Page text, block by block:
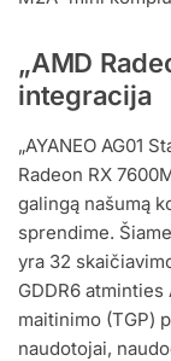
„AMD
integracija
„AYANEO AG01
Radeon RX
galingą našumą
sprendime.
yra 32
GDDR6
maitinimo (TGP)
naudotojai,